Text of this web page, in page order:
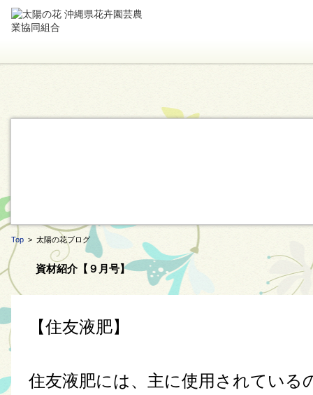
Top > 太陽の花ブログ
資材紹介【９月号】
【住友液肥】
住友液肥には、主に使用されている